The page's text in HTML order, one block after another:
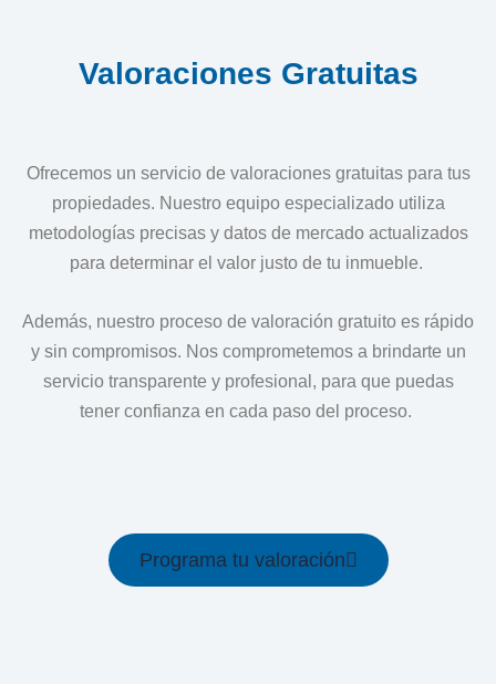
Valoraciones Gratuitas
Ofrecemos un servicio de valoraciones gratuitas para tus
propiedades. Nuestro equipo especializado utiliza
metodologías precisas y datos de mercado actualizados
para determinar el valor justo de tu inmueble.
Además, nuestro proceso de valoración gratuito es rápido
y sin compromisos. Nos comprometemos a brindarte un
servicio transparente y profesional, para que puedas
tener confianza en cada paso del proceso.
Programa tu valoración